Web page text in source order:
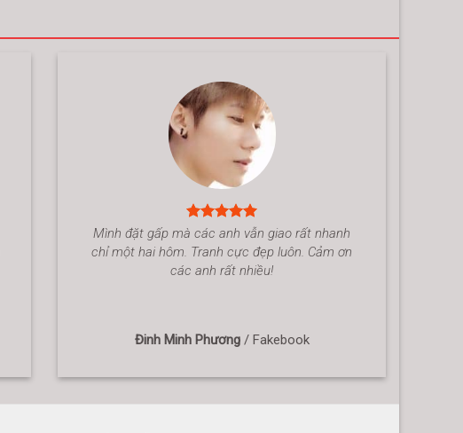
Mình đặt gấp mà các anh vẫn giao rất nhanh
chỉ một hai hôm. Tranh cực đẹp luôn. Cảm ơn
các anh rất nhiều!
Đinh Minh Phương / Fakebook